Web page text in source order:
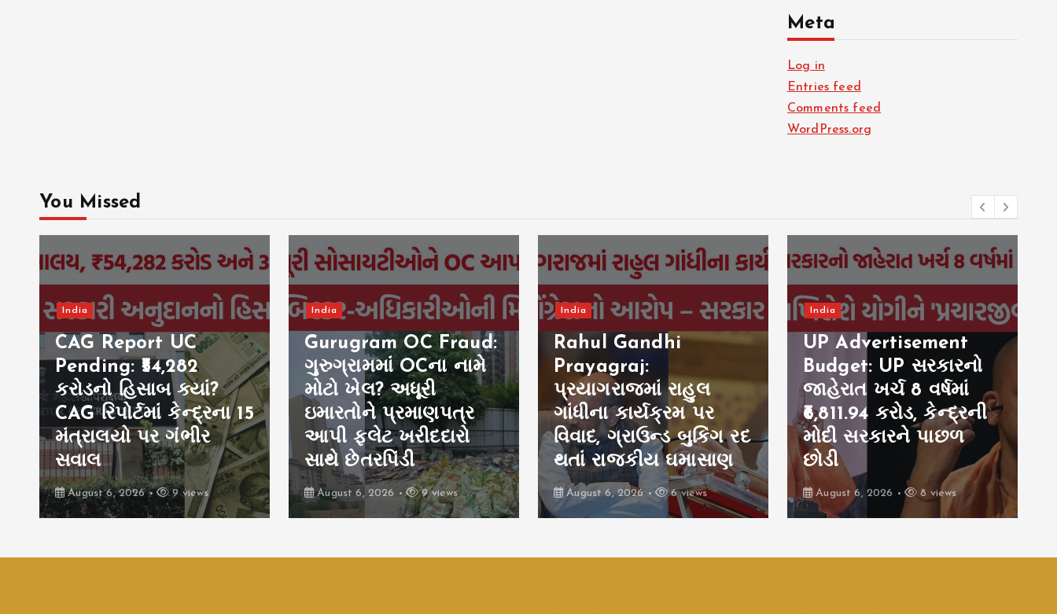
Meta
Log in
Entries feed
Comments feed
WordPress.org
You Missed
India
Gurugram OC Fraud:
ગુરુગ્રામમાં OCના નામે
મોટો ખેલ? અધૂરી
ઇમારતોને પ્રમાણપત્ર
આપી ફ્લેટ ખરીદદારો
સાથે છેતરપિંડી
August 6, 2026 9 views
India
Rahul Gandhi
Prayagraj:
પ્રયાગરાજમાં રાહુલ
ગાંધીના કાર્યક્રમ પર
વિવાદ, ગ્રાઉન્ડ બુકિંગ રદ
થતાં રાજકીય ઘમાસાણ
August 6, 2026 6 views
India
UP Advertisement
Budget: UP સરકારનો
જાહેરાત ખર્ચ 8 વર્ષમાં
₹6,811.94 કરોડ, કેન્દ્રની
મોદી સરકારને પાછળ
છોડી
August 6, 2026 8 views
India
Tarun Tejpal Case:
તેહેલકાના પૂર્વ એડિટર
તરુણ તેજપાલ કેસમાં
મોટો ચુકાદો, બળાત્કાર
કેસમાં દોષિત
August 6, 2026 9 views